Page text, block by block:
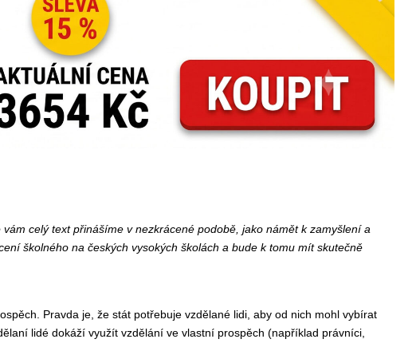
celý text přinášíme v nezkrácené podobě, jako námět k zamyšlení a
školného na českých vysokých školách a bude k tomu mít skutečně
Pravda je, že stát potřebuje vzdělané lidi, aby od nich mohl vybírat
lidé dokáží využít vzdělání ve vlastní prospěch (například právníci,